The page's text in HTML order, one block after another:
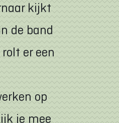
kijkt
de band
er een
op
je mee